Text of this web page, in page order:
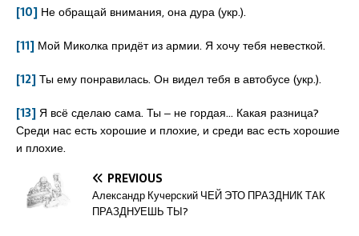
[10] Не обращай внимания, она дура (укр.).
[11] Мой Миколка придёт из армии. Я хочу тебя невесткой.
[12]Ты ему понравилась. Он видел тебя в автобусе (укр.).
[13]Я всё сделаю сама. Ты ‒ не гордая… Какая разница?
Среди нас есть хорошие и плохие, и среди вас есть хорошие
и плохие.
PREVIOUS
Александр Кучерский ЧЕЙ ЭТО ПРАЗДНИК ТАК
ПРАЗДНУЕШЬ ТЫ?